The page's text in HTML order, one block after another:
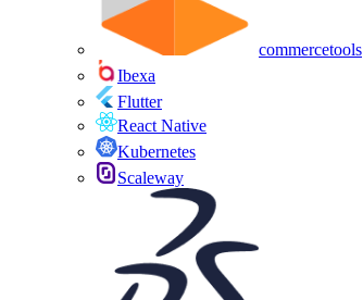
commercetools
Ibexa
Flutter
React Native
Kubernetes
Scaleway